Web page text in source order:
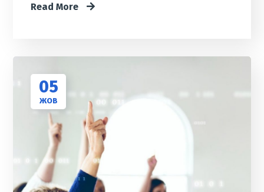
Read More
05
ЖОВ